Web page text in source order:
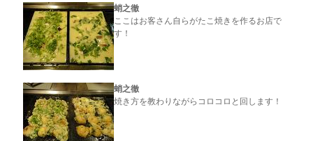
蛸之徹
ここはお客さん自らがたこ焼きを作るお店で
す！
蛸之徹
焼き方を教わりながらコロコロと回します！